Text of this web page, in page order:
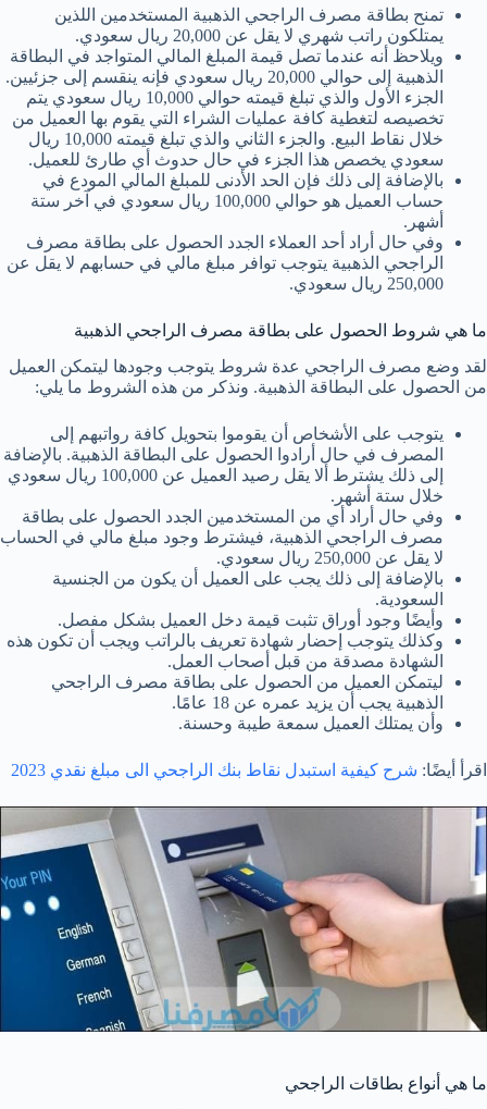
تمنح بطاقة مصرف الراجحي الذهبية المستخدمين اللذين
يمتلكون راتب شهري لا يقل عن 20,000 ريال سعودي.
ويلاحظ أنه عندما تصل قيمة المبلغ المالي المتواجد في البطاقة
الذهبية إلى حوالي 20,000 ريال سعودي فإنه ينقسم إلى جزئيين.
الجزء الأول والذي تبلغ قيمته حوالي 10,000 ريال سعودي يتم
تخصيصه لتغطية كافة عمليات الشراء التي يقوم بها العميل من
خلال نقاط البيع. والجزء الثاني والذي تبلغ قيمته 10,000 ريال
سعودي يخصص هذا الجزء في حال حدوث أي طارئ للعميل.
بالإضافة إلى ذلك فإن الحد الأدنى للمبلغ المالي المودع في
حساب العميل هو حوالي 100,000 ريال سعودي في آخر ستة
أشهر.
وفي حال أراد أحد العملاء الجدد الحصول على بطاقة مصرف
الراجحي الذهبية يتوجب توافر مبلغ مالي في حسابهم لا يقل عن
250,000 ريال سعودي.
ما هي شروط الحصول على بطاقة مصرف الراجحي الذهبية
لقد وضع مصرف الراجحي عدة شروط يتوجب وجودها ليتمكن العميل
من الحصول على البطاقة الذهبية. ونذكر من هذه الشروط ما يلي:
يتوجب على الأشخاص أن يقوموا بتحويل كافة رواتبهم إلى
المصرف في حال أرادوا الحصول على البطاقة الذهبية. بالإضافة
إلى ذلك يشترط ألا يقل رصيد العميل عن 100,000 ريال سعودي
خلال ستة أشهر.
وفي حال أراد أي من المستخدمين الجدد الحصول على بطاقة
مصرف الراجحي الذهبية، فيشترط وجود مبلغ مالي في الحساب
لا يقل عن 250,000 ريال سعودي.
بالإضافة إلى ذلك يجب على العميل أن يكون من الجنسية
السعودية.
وأيضًا وجود أوراق تثبت قيمة دخل العميل بشكل مفصل.
وكذلك يتوجب إحضار شهادة تعريف بالراتب ويجب أن تكون هذه
الشهادة مصدقة من قبل أصحاب العمل.
ليتمكن العميل من الحصول على بطاقة مصرف الراجحي
الذهبية يجب أن يزيد عمره عن 18 عامًا.
وأن يمتلك العميل سمعة طيبة وحسنة.
اقرأ أيضًا: شرح كيفية استبدل نقاط بنك الراجحي الى مبلغ نقدي 2023
ما هي أنواع بطاقات الراجحي